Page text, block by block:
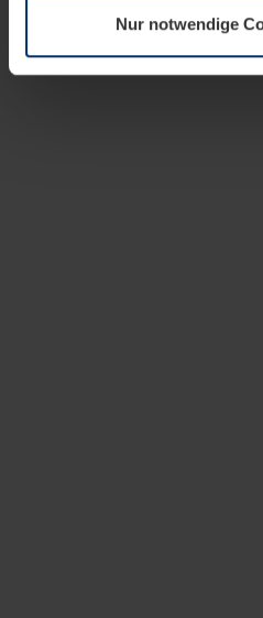
Datenschutzerklärung
widerrufen.
Nur notwendige